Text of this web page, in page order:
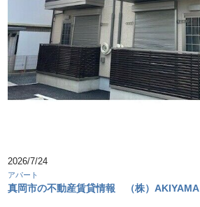
2026/7/24
アパート
真岡市の不動産賃貸情報 （株）AKIYAMA